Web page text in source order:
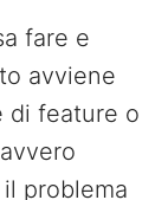
fare e
avviene
di feature o
problema